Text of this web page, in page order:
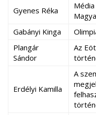
Gyenes Réka
Gabányi Kinga
Plangár
Sándor
Az
Erdélyi Kamilla
A